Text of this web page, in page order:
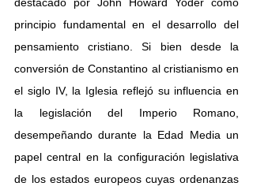
principio fundamental en el desarrollo del
pensamiento cristiano. Si bien desde la
conversión de Constantino al cristianismo en
el siglo IV, la Iglesia reflejó su influencia en
la legislación del Imperio Romano,
desempeñando durante la Edad Media un
papel central en la configuración legislativa
de los estados europeos cuyas ordenanzas